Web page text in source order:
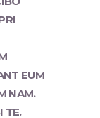
EUM
NAM.
TE.